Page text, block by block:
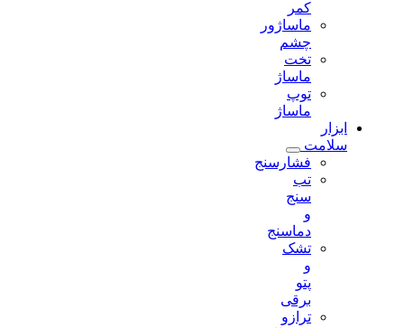
ماساژور
تخت
ماساژ
توپ
ماساژ
ابزار
سلامت
فشارسنج
دماسنج
تشک
ترازو